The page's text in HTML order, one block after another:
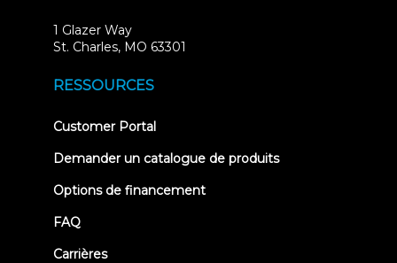
1 Glazer Way
St. Charles, MO 63301
RESSOURCES
Customer Portal(opens
new
Demander un catalogue de produits
Options de financement
FAQ
Carrières